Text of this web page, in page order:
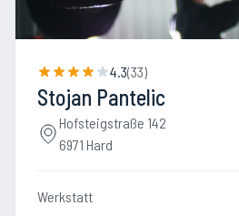
4.3(33)
Stojan Pantelic
Hofsteigstraße 142
6971 Hard
Werkstatt